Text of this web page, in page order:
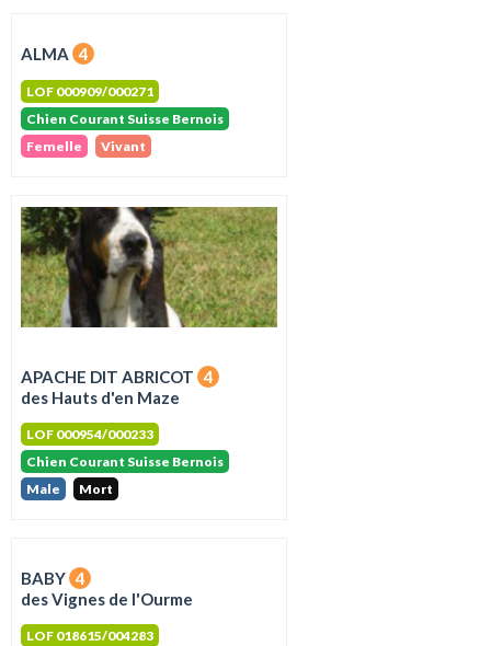
ALMA 4
LOF 000909/000271
Chien Courant Suisse Bernois
Femelle
Vivant
APACHE DIT ABRICOT 4
des Hauts d'en Maze
LOF 000954/000233
Chien Courant Suisse Bernois
Male
Mort
BABY 4
des Vignes de l'Ourme
LOF 018615/004283